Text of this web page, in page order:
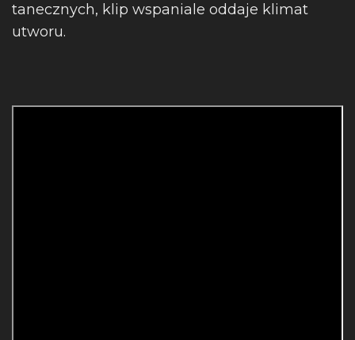
tanecznych, klip wspaniale oddaje klimat
utworu.